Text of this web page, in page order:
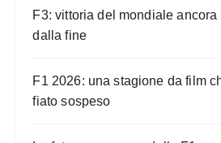
F3: vittoria del mondiale
dalla fine
F1 2026: una stagione da film
fiato sospeso